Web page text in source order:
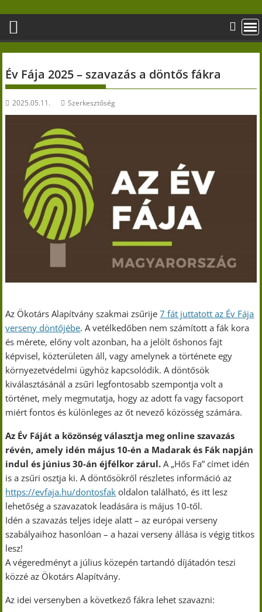
content
Év Fája 2025 – szavazás a döntős fákra
2025.05.11. Szerkesztőség
Az Ökotárs Alapítvány szakmai zsűrije7 fát juttatott az Év Fája
verseny döntőjébe. A vetélkedőben nem számított a fák kora
és mérete, előny volt azonban, ha a jelölt őshonos fajt
képvisel, közterületen áll, vagy amelynek a története egy
környezetvédelmi ügyhöz kapcsolódik. A döntősök
kiválasztásánál a zsűri legfontosabb szempontja volt a
történet, mely megmutatja, hogy az adott fa vagy facsoport
miért fontos és különleges az őt nevező közösség számára.
Az Év Fáját a közönség választja meg online szavazás
révén, amely idén május 10-én a Madarak és Fák napján
indul és június 30-án éjfélkor zárul.A „Hős Fa” címet idén
is a zsűri osztja ki. A döntősökről részletes információ az
https://evfaja.hu/dontosfak oldalon található, és itt lesz
lehetőség a szavazatok leadására is május 10-től.
Idén a szavazás teljes ideje alatt – az európai verseny
szabályaihoz hasonlóan – a hazai verseny állása is végig titkos
lesz!
A végeredményt a július közepén tartandó díjátadón teszi
közzé az Ökotárs Alapítvány.
Az idei versenyben a következő fákra lehet szavazni: